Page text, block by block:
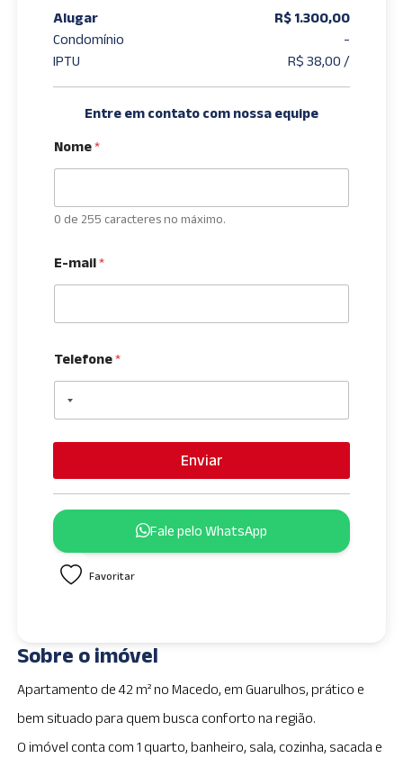
Alugar
R$ 1.300,00
Condomínio
-
IPTU
R$ 38,00 /
Entre em contato com nossa equipe
Nome*
0 de 255 caracteres no máximo.
E-mail*
Telefone*
Enviar
Fale pelo WhatsApp
Favoritar
Sobre o imóvel
Apartamento de 42 m² no Macedo, em Guarulhos, prático e
bem situado para quem busca conforto na região.
O imóvel conta com 1 quarto, banheiro, sala, cozinha, sacada e